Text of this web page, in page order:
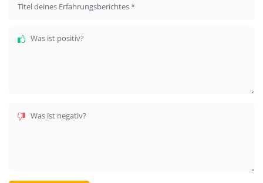
Titel deines Erfahrungsberichtes*
Was ist positiv?
Was ist negativ?